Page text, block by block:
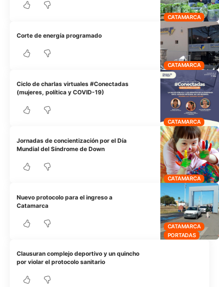
CATAMARCA
CATAMARCA
Corte de energía programado
CATAMARCA
Ciclo de charlas virtuales #Conectadas
(mujeres, política y COVID-19)
CATAMARCA
Jornadas de concientización por el Día
Mundial del Síndrome de Down
CATAMARCA
PORTADAS
Nuevo protocolo para el ingreso a
Catamarca
Clausuran complejo deportivo y un quincho
por violar el protocolo sanitario